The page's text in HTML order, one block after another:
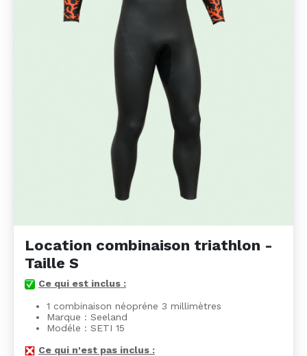
Location combinaison triathlon -
Taille S
Ce qui est inclus :
1 combinaison néopréne 3 millimètres
Marque : Seeland
Modéle : SETI 15
Ce qui n'est pas inclus :